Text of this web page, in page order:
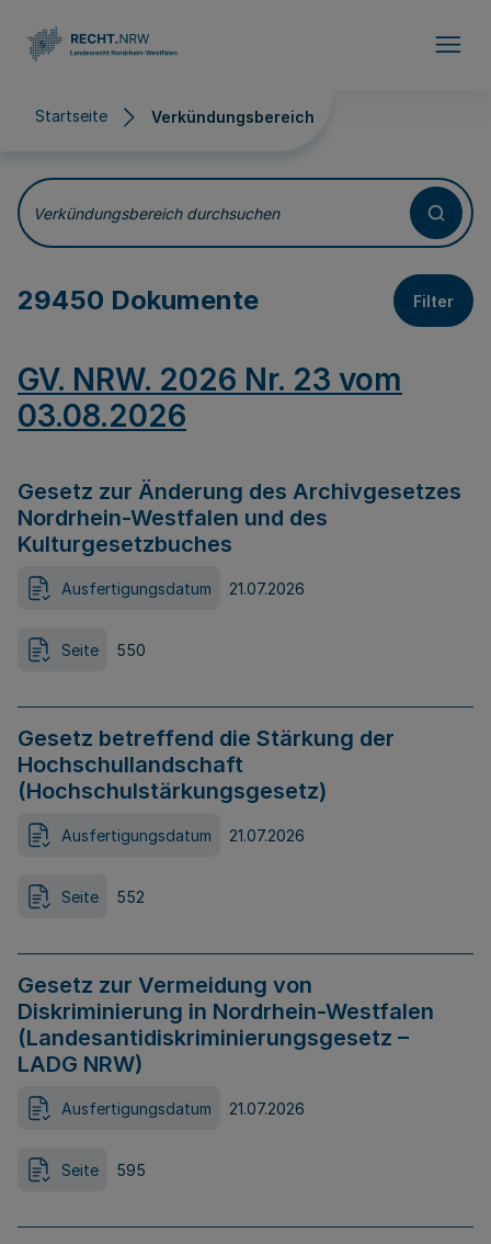
Startseite Verkündungsbereich
Verkündungsbereich
Verkündungsbereich durchsuchen
29450 Dokumente Filter
GV. NRW. 2026 Nr. 23 vom
03.08.2026
Gesetz zur Änderung des Archivgesetzes
Nordrhein-Westfalen und des
Kulturgesetzbuches
Ausfertigungsdatum 21.07.2026
Seite 550
Gesetz betreffend die Stärkung der
Hochschullandschaft
(Hochschulstärkungsgesetz)
Ausfertigungsdatum 21.07.2026
Seite 552
Gesetz zur Vermeidung von
Diskriminierung in Nordrhein-Westfalen
(Landesantidiskriminierungsgesetz –
LADG NRW)
Ausfertigungsdatum 21.07.2026
Seite 595